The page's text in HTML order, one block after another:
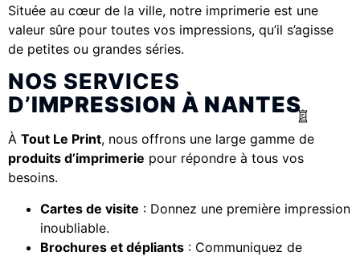
Située au cœur de la ville, notre imprimerie est une
valeur sûre pour toutes vos impressions, qu’il s’agisse
de petites ou grandes séries.
NOS SERVICES
D’IMPRESSION À NANTES
À Tout Le Print, nous offrons une large gamme de
produits d’imprimerie pour répondre à tous vos
besoins.
Cartes de visite : Donnez une première impression
inoubliable.
Brochures et dépliants : Communiquez de